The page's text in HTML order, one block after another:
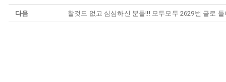
다음 할것도 없고 심심하신 분들!!! 모두모두 2629번 글로